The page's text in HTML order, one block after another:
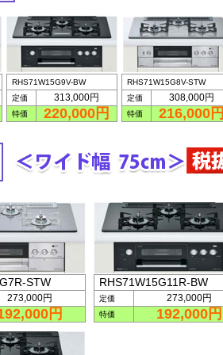
RHS71W15G9V-BW
定価
313,000円
特価 220,000円
RHS71W15G8V-STW
定価
308,000円
特価 216,000円
STW
273,000円
円
RHS71W15G11R-BW
定価 273,000円
特価 192,000円